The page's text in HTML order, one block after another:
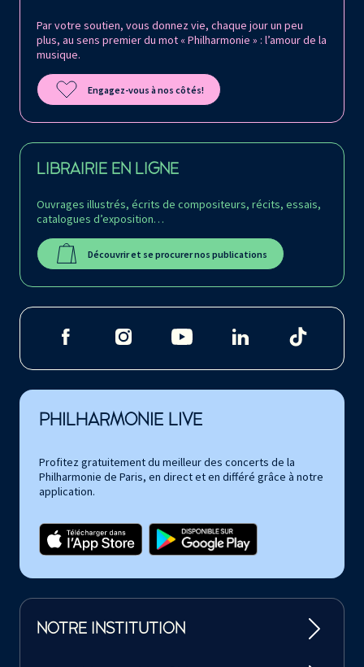
Par votre soutien, vous donnez vie, chaque jour un peu
plus, au sens premier du mot « Philharmonie » : l’amour de la
musique.
Engagez-vous à nos côtés!
LIBRAIRIE EN LIGNE
Ouvrages illustrés, écrits de compositeurs, récits, essais,
catalogues d’exposition…
Découvrir et se procurer nos publications
PHILHARMONIE LIVE
Profitez gratuitement du meilleur des concerts de la
Philharmonie de Paris, en direct et en différé grâce à notre
application.
NOTRE INSTITUTION